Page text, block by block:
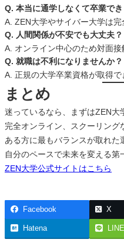
Q. 本当に通学しなくて卒業でき
A. ZEN大学やサイバー大学は完
Q. 人間関係が不安でも大丈夫？
A. オンライン中心のため対面接
Q. 就職は不利になりませんか？
A. 正規の大学卒業資格が取得で
まとめ
迷っているなら、まずはZEN大
完全オンライン、スクーリン
ある方に最もバランスが取れた
自分のペースで未来を変える第
ZEN大学公式サイトはこちら
Facebook X
Hatena LINE